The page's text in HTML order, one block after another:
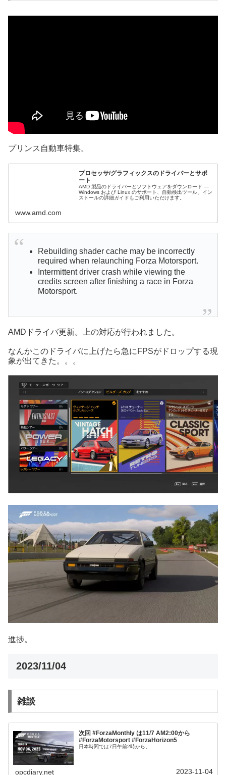
プリンス自動車特集。
プロセッサ/グラフィックスのドライバーとサポ
ート
AMD 製品のドライバーとソフトウェアをダウンロード —
Windows および Linux のサポート、自動検出ツール、イン
ストールの詳細ガイドもご利用いただけます。
www.amd.com
Rebuilding shader cache may be incorrectly
required when relaunching Forza Motorsport.
Intermittent driver crash while viewing the
credits screen after finishing a race in Forza
Motorsport.
AMDドライバ更新。上の対応が行われました。
なんかこのドライバに上げたら急にFPSがドロップする現
象が出てきた。。。
進捗。
2023/11/04
雑談
次回 #ForzaMonthly は11/7 AM2:00から
#ForzaMotorsport #ForzaHorizon5
日本時間では7日午前2時から。
opcdiary.net 2023-11-04